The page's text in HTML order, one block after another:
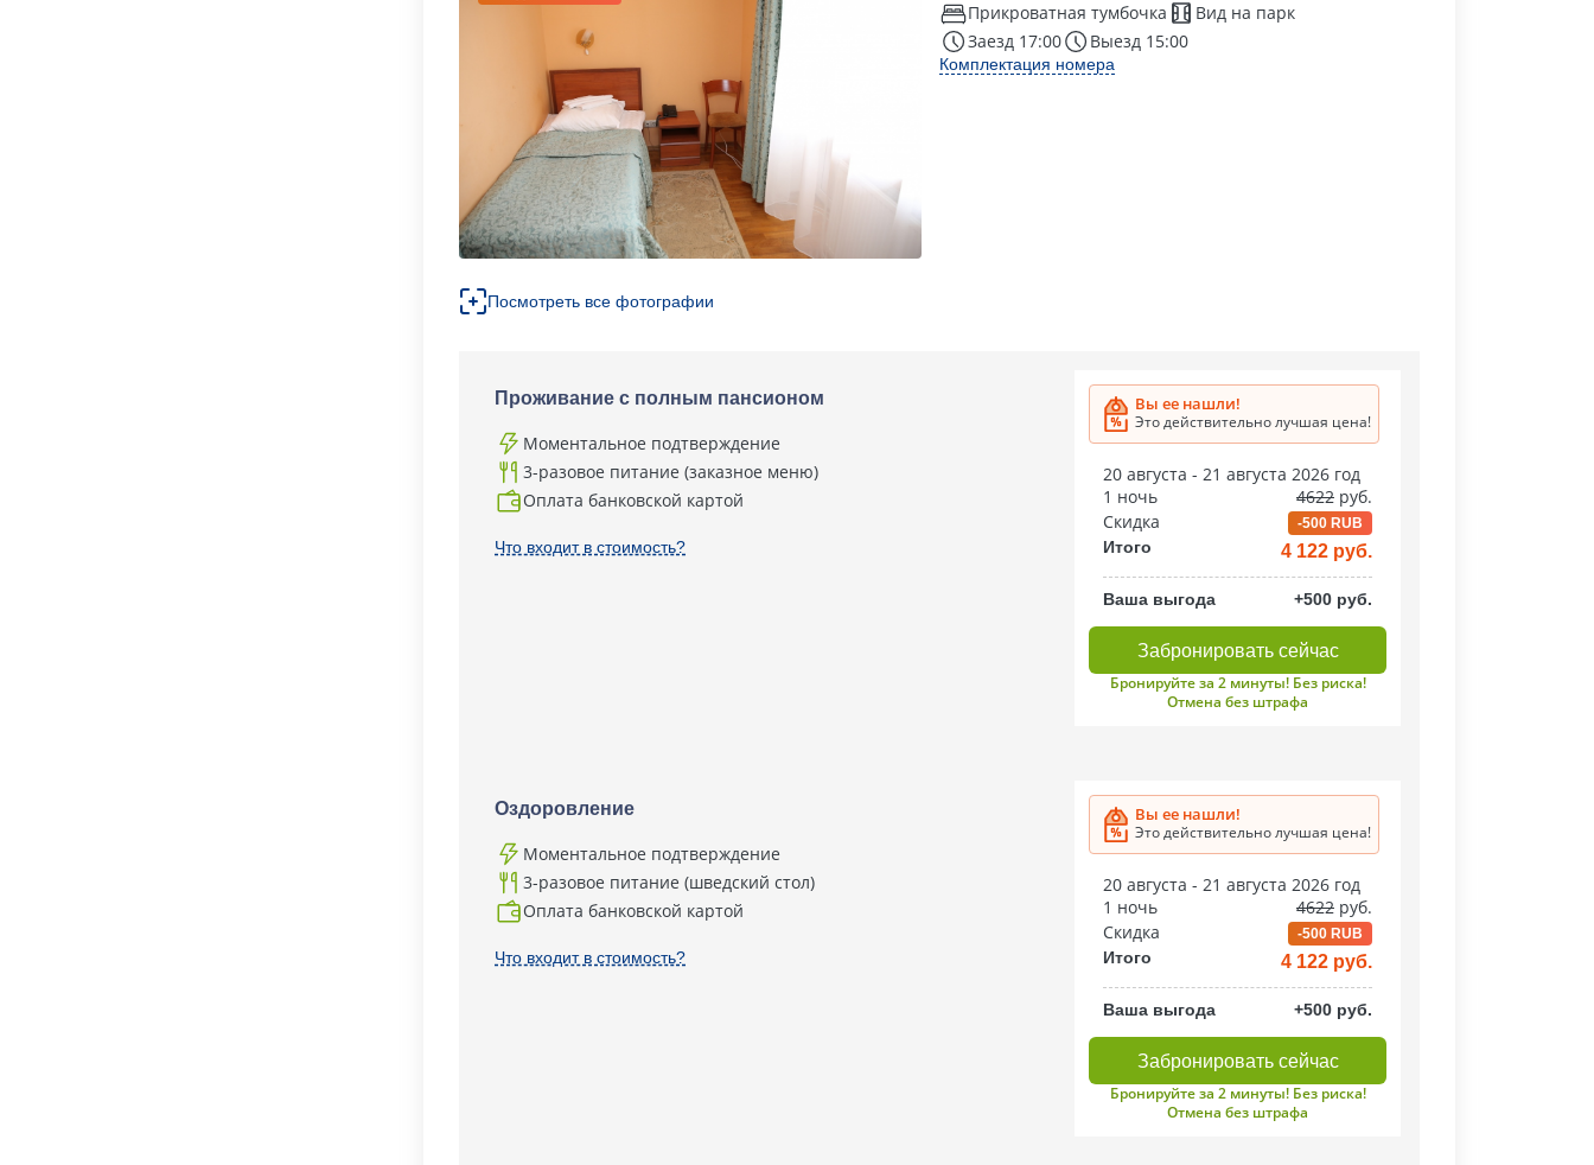
Посмотреть все фотографии
Прикроватная тумбочка
Вид на парк
Заезд 17:00
Выезд 15:00
Комплектация номера
Проживание с полным пансионом
Моментальное подтверждение
3-разовое питание (заказное меню)
Оплата банковской картой
Что входит в стоимость?
Вы ее нашли!
Это действительно лучшая цена!
20 августа - 21 августа 2026 год
1 ночь
4622 руб.
Скидка
-500 RUB
Итого 4 122 руб.
Ваша выгода +500 руб.
Забронировать сейчас
Бронируйте за 2 минуты! Без риска!
Отмена без штрафа
Оздоровление
Моментальное подтверждение
3-разовое питание (шведский стол)
Оплата банковской картой
Что входит в стоимость?
Вы ее нашли!
Это действительно лучшая цена!
20 августа - 21 августа 2026 год
1 ночь
4622 руб.
Скидка
-500 RUB
Итого 4 122 руб.
Ваша выгода +500 руб.
Забронировать сейчас
Бронируйте за 2 минуты! Без риска!
Отмена без штрафа